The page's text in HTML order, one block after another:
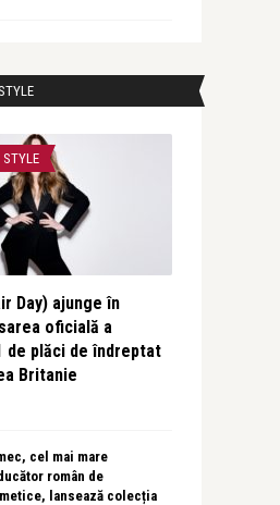
Day) ajunge în
oficială a
de plăci de îndreptat
Britanie
cel mai mare
român de
lansează colecția